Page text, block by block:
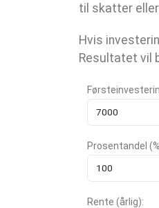
til skatter
Hvis
Resultatet vil
Prosentandel
Rente (årlig):